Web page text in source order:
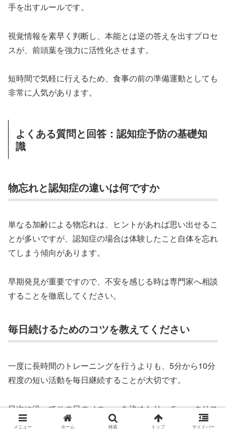
手を出すルールです。
視覚情報を素早く判断し、本能とは逆の答えを出すプロセ
スが、前頭葉を強力に活性化させます。
短時間で気軽に行えるため、食事の前の準備運動としても
非常に人気があります。
よくある質問と回答：認知症予防の基礎知
識
物忘れと認知症の違いは何ですか
単なる加齢による物忘れは、ヒントがあれば思い出せるこ
とが多いですが、認知症の場合は体験したこと自体を忘れ
てしまう傾向があります。
早期発見が重要ですので、不安を感じる時は専門家へ相談
することを徹底してください。
毎日続けるためのコツを教えてください
一度に長時間のトレーニングを行うよりも、5分から10分
程度の短い活動を毎日継続することが大切です。
目次に沿ってその日のメニューを決めたり、チェックリス
トを作って成果を確認したりすることで、前向きな気持ち
メニュー ホーム 検索 トップ サイドバー